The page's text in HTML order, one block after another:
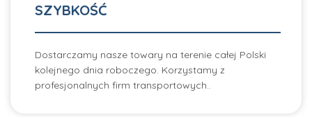
SZYBKOŚĆ
Dostarczamy nasze towary na terenie całej Polski
kolejnego dnia roboczego. Korzystamy z
profesjonalnych firm transportowych..